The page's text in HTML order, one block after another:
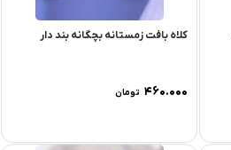
کلاه بافت زمستانه بچگانه بند دار
۴۶۰.۰۰۰ تومان